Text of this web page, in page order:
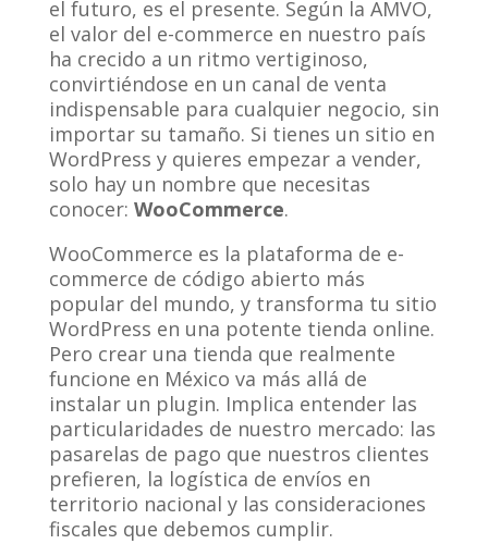
el futuro, es el presente. Según la AMVO,
el valor del e-commerce en nuestro país
ha crecido a un ritmo vertiginoso,
convirtiéndose en un canal de venta
indispensable para cualquier negocio, sin
importar su tamaño. Si tienes un sitio en
WordPress y quieres empezar a vender,
solo hay un nombre que necesitas
conocer: WooCommerce.
WooCommerce es la plataforma de e-
commerce de código abierto más
popular del mundo, y transforma tu sitio
WordPress en una potente tienda online.
Pero crear una tienda que realmente
funcione en México va más allá de
instalar un plugin. Implica entender las
particularidades de nuestro mercado: las
pasarelas de pago que nuestros clientes
prefieren, la logística de envíos en
territorio nacional y las consideraciones
fiscales que debemos cumplir.